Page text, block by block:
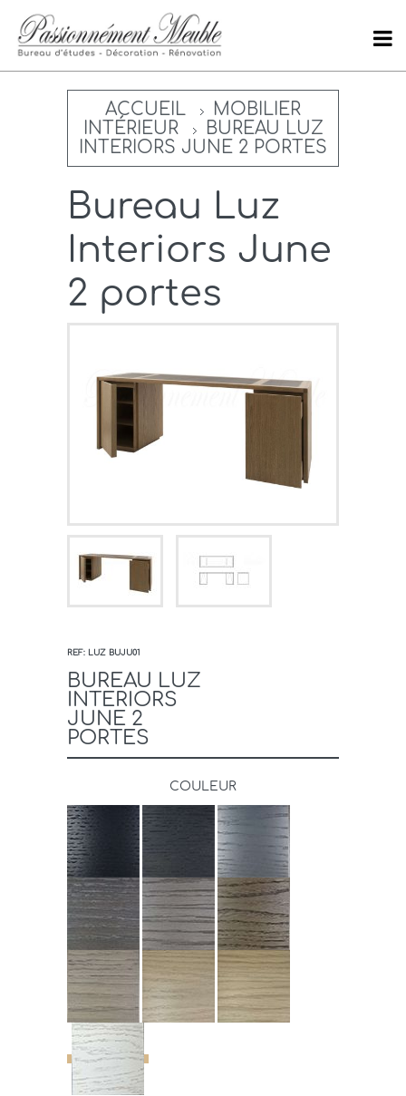
ACCUEIL
MOBILIER
INTÉRIEUR
BUREAU LUZ
INTERIORS JUNE 2 PORTES
Bureau Luz
Interiors June
2 portes
REF: LUZ BUJU01
BUREAU LUZ
INTERIORS
JUNE 2
PORTES
COULEUR